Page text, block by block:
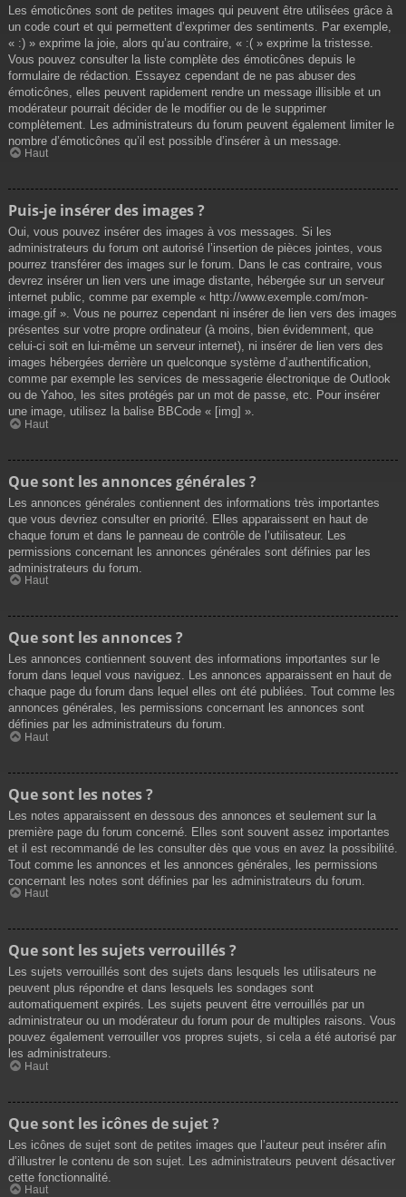
Les émoticônes sont de petites images qui peuvent être utilisées grâce à
un code court et qui permettent d’exprimer des sentiments. Par exemple,
« :) » exprime la joie, alors qu’au contraire, « :( » exprime la tristesse.
Vous pouvez consulter la liste complète des émoticônes depuis le
formulaire de rédaction. Essayez cependant de ne pas abuser des
émoticônes, elles peuvent rapidement rendre un message illisible et un
modérateur pourrait décider de le modifier ou de le supprimer
complètement. Les administrateurs du forum peuvent également limiter le
nombre d’émoticônes qu’il est possible d’insérer à un message.
Haut
Puis-je insérer des images ?
Oui, vous pouvez insérer des images à vos messages. Si les
administrateurs du forum ont autorisé l’insertion de pièces jointes, vous
pourrez transférer des images sur le forum. Dans le cas contraire, vous
devrez insérer un lien vers une image distante, hébergée sur un serveur
internet public, comme par exemple « http://www.exemple.com/mon-
image.gif ». Vous ne pourrez cependant ni insérer de lien vers des images
présentes sur votre propre ordinateur (à moins, bien évidemment, que
celui-ci soit en lui-même un serveur internet), ni insérer de lien vers des
images hébergées derrière un quelconque système d’authentification,
comme par exemple les services de messagerie électronique de Outlook
ou de Yahoo, les sites protégés par un mot de passe, etc. Pour insérer
une image, utilisez la balise BBCode « [img] ».
Haut
Que sont les annonces générales ?
Les annonces générales contiennent des informations très importantes
que vous devriez consulter en priorité. Elles apparaissent en haut de
chaque forum et dans le panneau de contrôle de l’utilisateur. Les
permissions concernant les annonces générales sont définies par les
administrateurs du forum.
Haut
Que sont les annonces ?
Les annonces contiennent souvent des informations importantes sur le
forum dans lequel vous naviguez. Les annonces apparaissent en haut de
chaque page du forum dans lequel elles ont été publiées. Tout comme les
annonces générales, les permissions concernant les annonces sont
définies par les administrateurs du forum.
Haut
Que sont les notes ?
Les notes apparaissent en dessous des annonces et seulement sur la
première page du forum concerné. Elles sont souvent assez importantes
et il est recommandé de les consulter dès que vous en avez la possibilité.
Tout comme les annonces et les annonces générales, les permissions
concernant les notes sont définies par les administrateurs du forum.
Haut
Que sont les sujets verrouillés ?
Les sujets verrouillés sont des sujets dans lesquels les utilisateurs ne
peuvent plus répondre et dans lesquels les sondages sont
automatiquement expirés. Les sujets peuvent être verrouillés par un
administrateur ou un modérateur du forum pour de multiples raisons. Vous
pouvez également verrouiller vos propres sujets, si cela a été autorisé par
les administrateurs.
Haut
Que sont les icônes de sujet ?
Les icônes de sujet sont de petites images que l’auteur peut insérer afin
d’illustrer le contenu de son sujet. Les administrateurs peuvent désactiver
cette fonctionnalité.
Haut